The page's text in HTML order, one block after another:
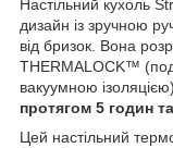
Настільний кухоль
дизайн із зручною
від бризок. Вона
THERMALOCK™
вакуумною
протягом 5 годин
Цей настільний